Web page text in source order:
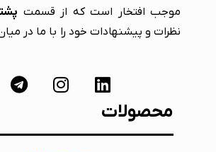
موجب افتخار است که از قسمت
نظرات و پیشنهادات خود را با ما در
محصولات